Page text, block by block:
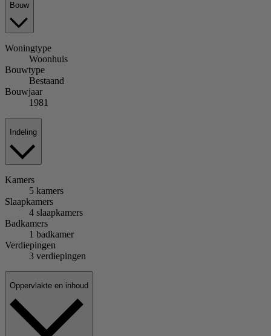
Bouw
Woningtype
Woonhuis
Bouwtype
Bestaand
Bouwjaar
1981
Indeling
Kamers
5 kamers
Slaapkamers
4 slaapkamers
Badkamers
1 badkamer
Verdiepingen
3 verdiepingen
Oppervlakte en inhoud